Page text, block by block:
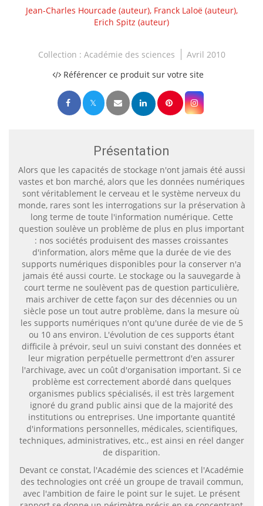
Jean-Charles Hourcade(auteur), Franck Laloë(auteur),
Erich Spitz (auteur)
Collection : Académie des sciences
Avril 2010
Référencer ce produit sur votre site
Présentation
Alors que les capacités de stockage n'ont jamais été aussi
vastes et bon marché, alors que les données numériques
sont véritablement le cerveau et le système nerveux du
monde, rares sont les interrogations sur la préservation à
long terme de toute l'information numérique. Cette
question soulève un problème de plus en plus important
: nos sociétés produisent des masses croissantes
d'information, alors même que la durée de vie des
supports numériques disponibles pour la conserver n'a
jamais été aussi courte. Le stockage ou la sauvegarde à
court terme ne soulèvent pas de question particulière,
mais archiver de cette façon sur des décennies ou un
siècle pose un tout autre problème, dans la mesure où
les supports numériques n'ont qu'une durée de vie de 5
ou 10 ans environ. L'évolution de ces supports étant
difficile à prévoir, seul un suivi constant des données et
leur migration perpétuelle permettront d'en assurer
l'archivage, avec un coût d'organisation important. Si ce
problème est correctement abordé dans quelques
organismes publics spécialisés, il est très largement
ignoré du grand public ainsi que de la majorité des
institutions ou entreprises. Une importante quantité
d'informations personnelles, médicales, scientifiques,
techniques, administratives, etc., est ainsi en réel danger
de disparition.
Devant ce constat, l'Académie des sciences et l'Académie
des technologies ont créé un groupe de travail commun,
avec l'ambition de faire le point sur le sujet. Le présent